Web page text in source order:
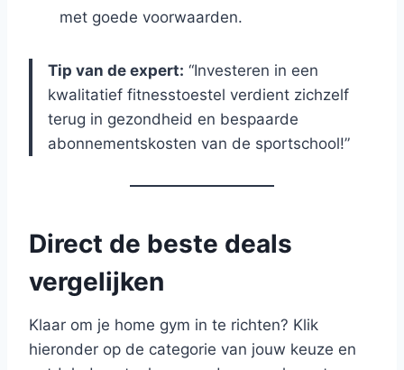
met goede voorwaarden.
Tip van de expert: “Investeren in een
kwalitatief fitnesstoestel verdient zichzelf
terug in gezondheid en bespaarde
abonnementskosten van de sportschool!”
Direct de beste deals
vergelijken
Klaar om je home gym in te richten? Klik
hieronder op de categorie van jouw keuze en